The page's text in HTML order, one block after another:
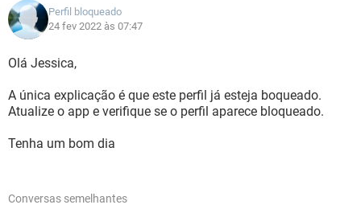
Perfil bloqueado
24 fev 2022 às 07:47
Olá Jessica,
A única explicação é que este perfil já esteja boqueado.
Atualize o app e verifique se o perfil aparece bloqueado.
Tenha um bom dia
Conversas semelhantes